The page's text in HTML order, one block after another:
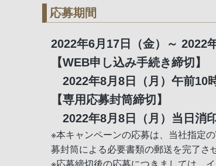
応募期間
2022年6月17日（金）～ 2022
【WEB申し込み手続き締切】
2022年8月8日（月）午前10
【専用応募封筒締切】
2022年8月8日（月）当日消
※本キャンペーンの応募は、当社指定
募封筒による必要書類の郵送を完了さ
※応募締切後の応募につきましては、